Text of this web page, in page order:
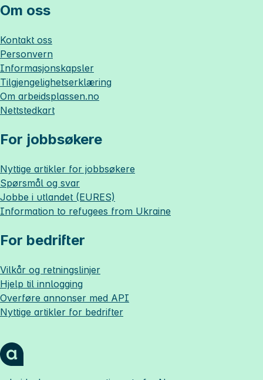
Om oss
Kontakt oss
Personvern
Informasjonskapsler
Tilgjengelighetserklæring
Om arbeidsplassen.no
Nettstedkart
For jobbsøkere
Nyttige artikler for jobbsøkere
Spørsmål og svar
Jobbe i utlandet (EURES)
Information to refugees from Ukraine
For bedrifter
Vilkår og retningslinjer
Hjelp til innlogging
Overføre annonser med API
Nyttige artikler for bedrifter